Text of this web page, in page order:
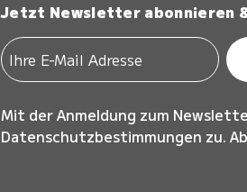
Jetzt Newsletter abonnieren
Mit der Anmeldung zum
Datenschutzbestimmungen zu.